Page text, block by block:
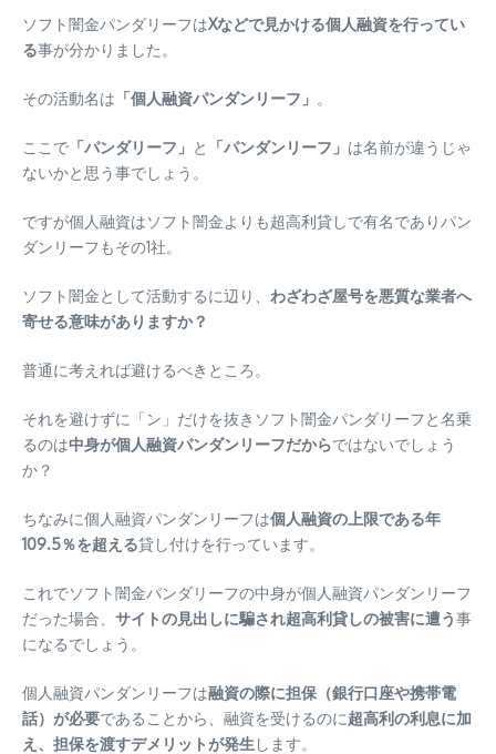
ソフト闇金パンダリーフはXなどで見かける個人融資を行ってい
る事が分かりました。
その活動名は 「個人融資パンダンリーフ」 。
ここで 「パンダリーフ」 と 「パンダンリーフ」 は名前が違うじゃ
ないかと思う事でしょう。
ですが個人融資はソフト闇金よりも超高利貸しで有名でありパン
ダンリーフもその1社。
ソフト闇金として活動するに辺り、 わざわざ屋号を悪質な業者へ
寄せる意味がありますか？
普通に考えれば避けるべきところ。
それを避けずに「ン」だけを抜きソフト闇金パンダリーフと名乗
るのは中身が個人融資パンダンリーフだからではないでしょう
か？
ちなみに個人融資パンダンリーフは個人融資の上限である年
109.5％を超える貸し付けを行っています。
これでソフト闇金パンダリーフの中身が個人融資パンダンリーフ
だった場合、 サイトの見出しに騙され超高利貸しの被害に遭う事
になるでしょう。
個人融資パンダンリーフは融資の際に担保（銀行口座や携帯電
話）が必要であることから、融資を受けるのに超高利の利息に加
え、担保を渡すデメリットが発生 します。